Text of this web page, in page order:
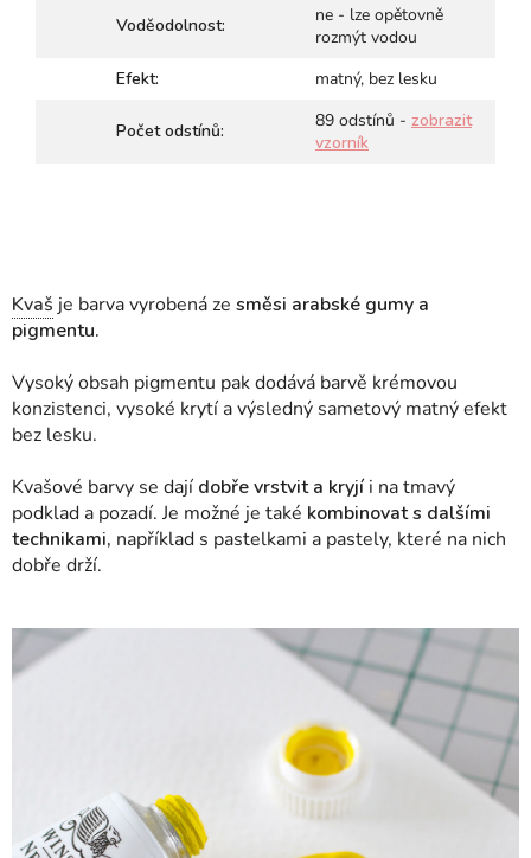
Voděodolnost:
ne - lze opětovně
rozmýt vodou
Efekt:
matný, bez lesku
Počet odstínů: 89 odstínů - zobrazit
vzorník
Kvaš je barva vyrobená ze směsi arabské gumy a
pigmentu.
Vysoký obsah pigmentu pak dodává barvě krémovou
konzistenci, vysoké krytí a výsledný sametový matný efekt
bez lesku.
Kvašové barvy se dají dobře vrstvit a kryjíi na tmavý
podklad a pozadí. Je možné je také kombinovat s dalšími
technikami, například s pastelkami a pastely, které na nich
dobře drží.